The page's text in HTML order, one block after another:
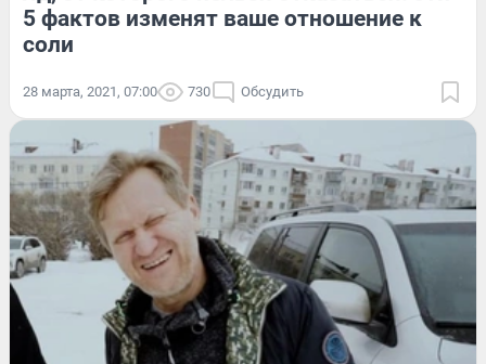
5 фактов изменят ваше отношение к
соли
28 марта, 2021, 07:00 730 Обсудить